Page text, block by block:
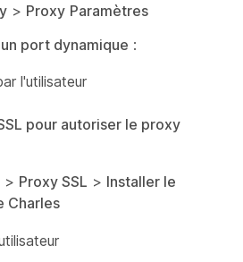
> Proxy Paramètres
port dynamique :
pour autoriser le proxy
> Proxy SSL > Installer le
Charles